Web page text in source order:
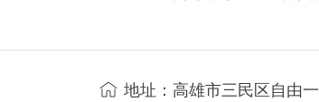
地址：高雄市三民区自由